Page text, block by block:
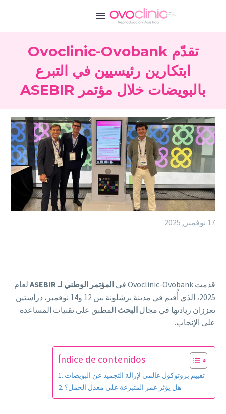
تقدّم Ovoclinic-Ovobank
ابتكارين رئيسيين في التبرع
بالبويضات خلال مؤتمر ASEBIR
17 نوفمبر, 2025
قدمت Ovoclinic-Ovobank في المؤتمر الوطني لـ ASEBIR
لعام
2025، الذي أُقيم في مدينة برشلونة بين 12 و14 نوفمبر، دراستين
تعززان ريادتها في مجال البحث المطبق على تقنيات المساعدة
على الإنجاب.
Índice de contenidos
تقييم بروتوكول عالمي لإزالة التجميد عن البويضات
هل يؤثر عمر المتبرعة على معدل الحمل؟